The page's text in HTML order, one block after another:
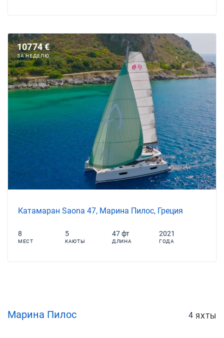
10774 €
ЗА НЕДЕЛЮ
Катамаран Saona 47, Марина Пилос, Греция
8
МЕСТ
5
КАЮТЫ
47 фт
ДЛИНА
2021
ГОДА
Марина Пилос 4 ЯХТЫ